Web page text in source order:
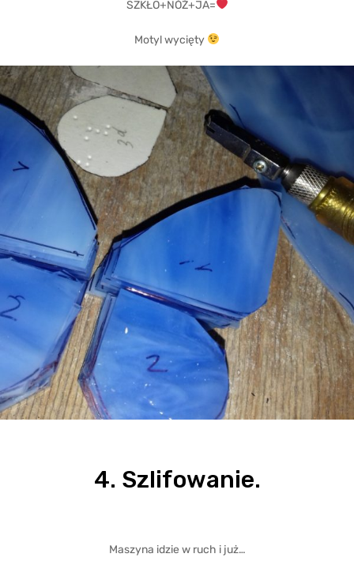
SZKŁO+NÓŻ+JA=
Motyl wycięty
4. Szlifowanie.
Maszyna idzie w ruch i już…